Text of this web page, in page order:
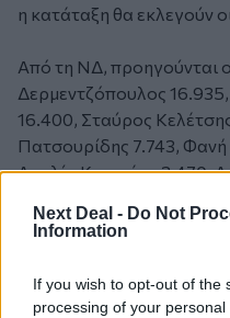
Next Deal - Do Not
Information
If you wish to opt-out of the
processing of your
η κατάταξη θα εκλεγούν
Από τη ΝΔ, προηγούνται
Δερμεντζόπουλος
16.400, Σταύρος
Πατσουρίδης 7.743,
Αιμιλία Κασιμάτη 3.470.
Με καταμετρημένες τις